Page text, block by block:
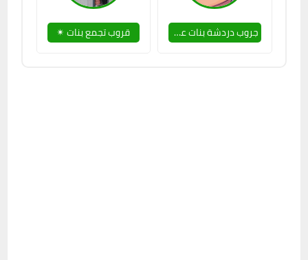
جروب دردشة بنات عراقيات في واتساب ☺ قروب تجمع بنات ✴